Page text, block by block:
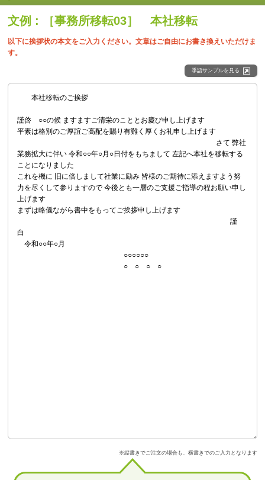
文例 : ［事務所移転03］ 本社移転
以下に挨拶状の本文をご入力ください。文章はご自由にお書き換えいただけま
す。
季語サンプルを見る
※縦書きでご注文の場合も、横書きでのご入力となります